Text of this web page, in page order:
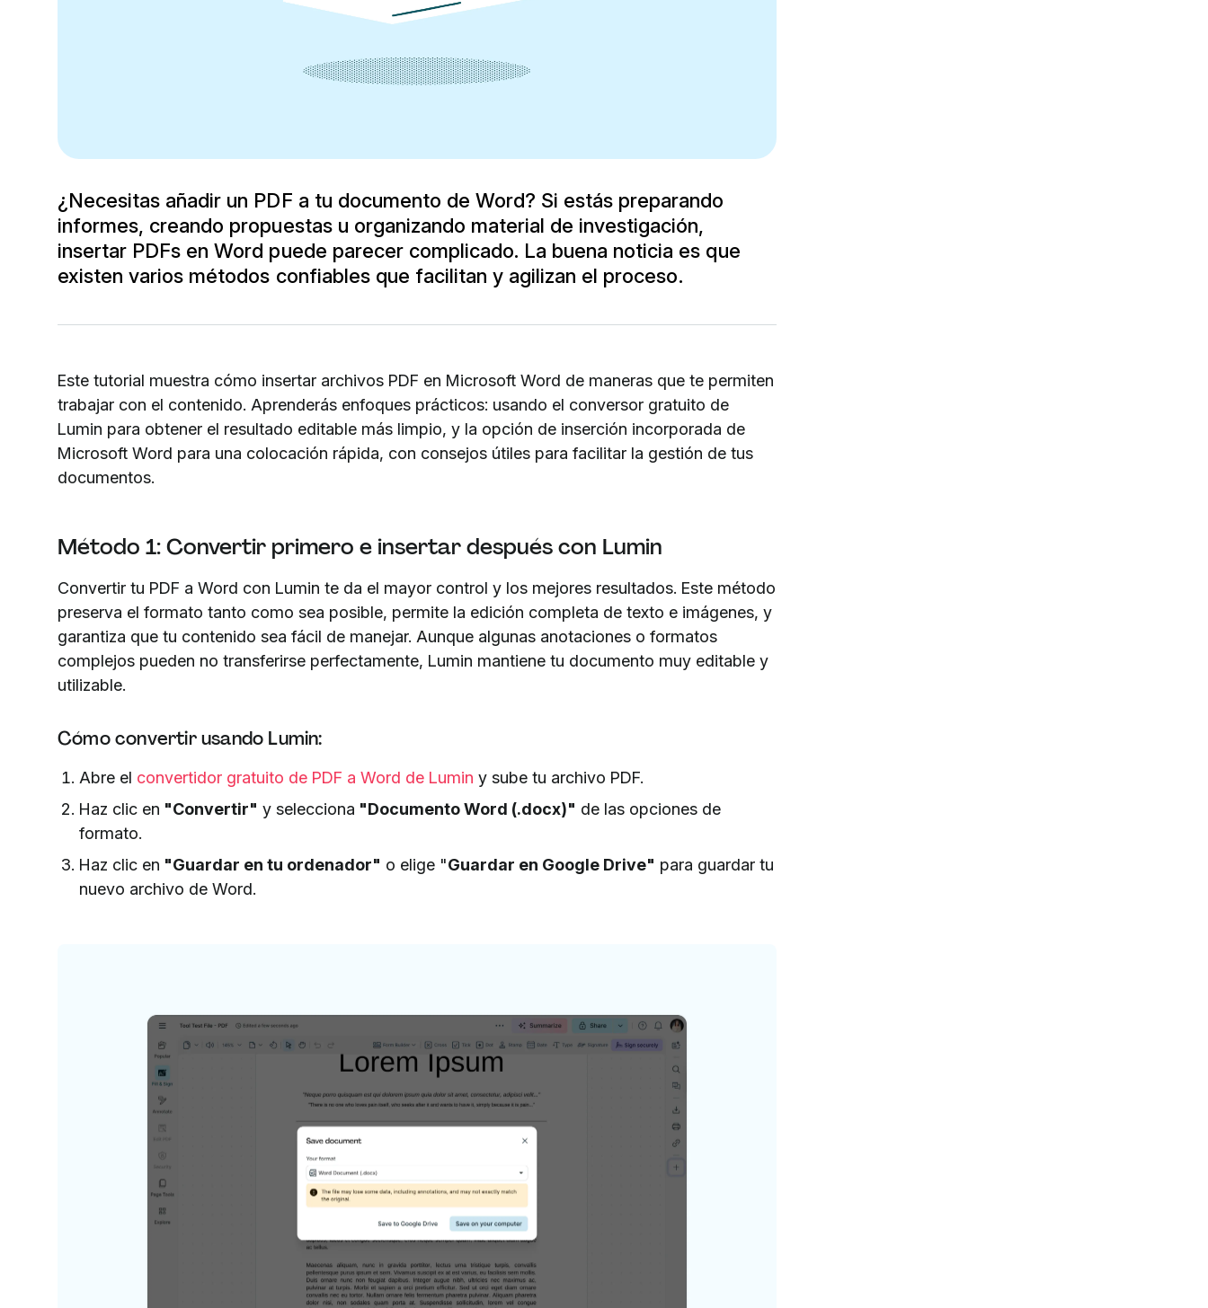
¿Necesitas añadir un PDF a tu documento de Word? Si estás preparando
informes, creando propuestas u organizando material de investigación,
insertar PDFs en Word puede parecer complicado. La buena noticia es que
existen varios métodos confiables que facilitan y agilizan el proceso.
Este tutorial muestra cómo insertar archivos PDF en Microsoft Word de maneras que te permiten
trabajar con el contenido. Aprenderás enfoques prácticos: usando el conversor gratuito de
Lumin para obtener el resultado editable más limpio, y la opción de inserción incorporada de
Microsoft Word para una colocación rápida, con consejos útiles para facilitar la gestión de tus
documentos.
Método 1: Convertir primero e insertar después con Lumin
Convertir tu PDF a Word con Lumin te da el mayor control y los mejores resultados. Este método
preserva el formato tanto como sea posible, permite la edición completa de texto e imágenes, y
garantiza que tu contenido sea fácil de manejar. Aunque algunas anotaciones o formatos
complejos pueden no transferirse perfectamente, Lumin mantiene tu documento muy editable y
utilizable.
Cómo convertir usando Lumin:
Abre el convertidor gratuito de PDF a Word de Lumin y sube tu archivo PDF.
Haz clic en "Convertir" y selecciona "Documento Word (.docx)" de las opciones de
formato.
Haz clic en "Guardar en tu ordenador" o elige "Guardar en Google Drive" para guardar tu
nuevo archivo de Word.